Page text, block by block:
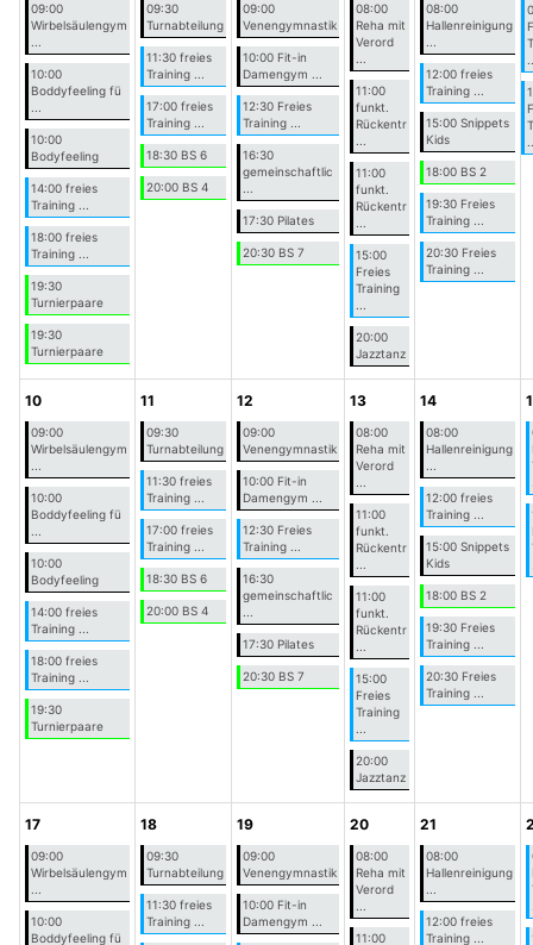
09:00
Wirbelsäulengym
10:00
Boddyfeeling fü
10:00
Bodyfeeling
14:00 freies
Training ...
18:00 freies
Training ...
19:30
Turnierpaare
19:30
Turnierpaare
09:30
Turnabteilung
11:30 freies
Training ...
17:00 freies
Training ...
18:30 BS 6
20:00 BS 4
09:00
Venengymnastik
10:00 Fit-in
Damengym ...
12:30 Freies
Training ...
16:30
gemeinschaftlic
17:30 Pilates
20:30 BS 7
08:00
Reha mit
Verord
11:00
funkt.
Rückentr
11:00
funkt.
Rückentr
15:00
Freies
Training
20:00
Jazztanz
08:00
Hallenreinigung
12:00 freies
Training ...
15:00 Snippets
Kids
18:00 BS 2
19:30 Freies
Training ...
20:30 Freies
Training ...
10
09:00
Wirbelsäulengym
10:00
Boddyfeeling fü
10:00
Bodyfeeling
14:00 freies
Training ...
18:00 freies
Training ...
19:30
Turnierpaare
11
09:30
Turnabteilung
11:30 freies
Training ...
17:00 freies
Training ...
18:30 BS 6
20:00 BS 4
12
09:00
Venengymnastik
10:00 Fit-in
Damengym ...
12:30 Freies
Training ...
16:30
gemeinschaftlic
17:30 Pilates
20:30 BS 7
13
08:00
Reha mit
Verord
11:00
funkt.
Rückentr
11:00
funkt.
Rückentr
15:00
Freies
Training
20:00
Jazztanz
14
08:00
Hallenreinigung
12:00 freies
Training ...
15:00 Snippets
Kids
18:00 BS 2
19:30 Freies
Training ...
20:30 Freies
Training ...
17
09:00
Wirbelsäulengym
10:00
Boddyfeeling fü
18
09:30
Turnabteilung
11:30 freies
Training ...
19
09:00
Venengymnastik
10:00 Fit-in
Damengym ...
20
08:00
Reha mit
Verord
11:00
21
08:00
Hallenreinigung
12:00 freies
Training ...